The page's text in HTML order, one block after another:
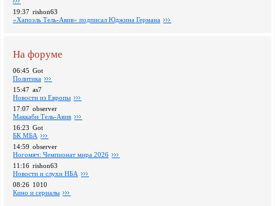
19:37 rishon63
«Хапоэль Тель-Авив» подписал Юджина Германа
На форуме
06:45 Got
Политика
15:47 as7
Новости из Европы
17:07 observer
Маккаби Тель-Авив
16:23 Got
БК МБА
14:59 observer
Ногомяч: Чемпионат мира 2026
11:16 rishon63
Новости и слухи НБА
08:26 1010
Кино и сериалы